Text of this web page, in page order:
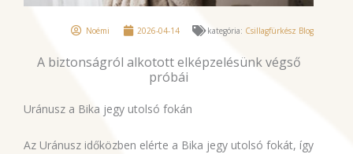
Noémi 2026-04-14 kategória: Csillagfürkész Blog
A biztonságról alkotott elképzelésünk végső
próbái
Uránusz a Bika jegy utolsó fokán
Az Uránusz időközben elérte a Bika jegy utolsó fokát, így